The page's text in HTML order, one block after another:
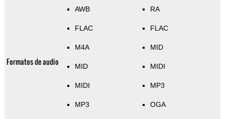
Formatos de audio
AWB
FLAC
M4A
MID
MIDI
MP3
RA
FLAC
MID
MIDI
MP3
OGA